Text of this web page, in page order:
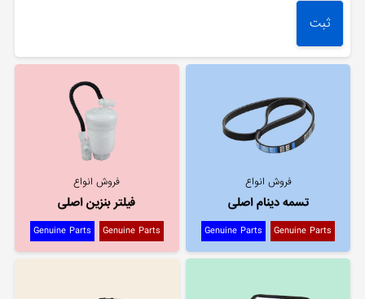
فروش انواع
تسمه دینام اصلی
Genuine Parts
Genuine Parts
فروش انواع
فیلتر بنزین اصلی
Genuine Parts
Genuine Parts